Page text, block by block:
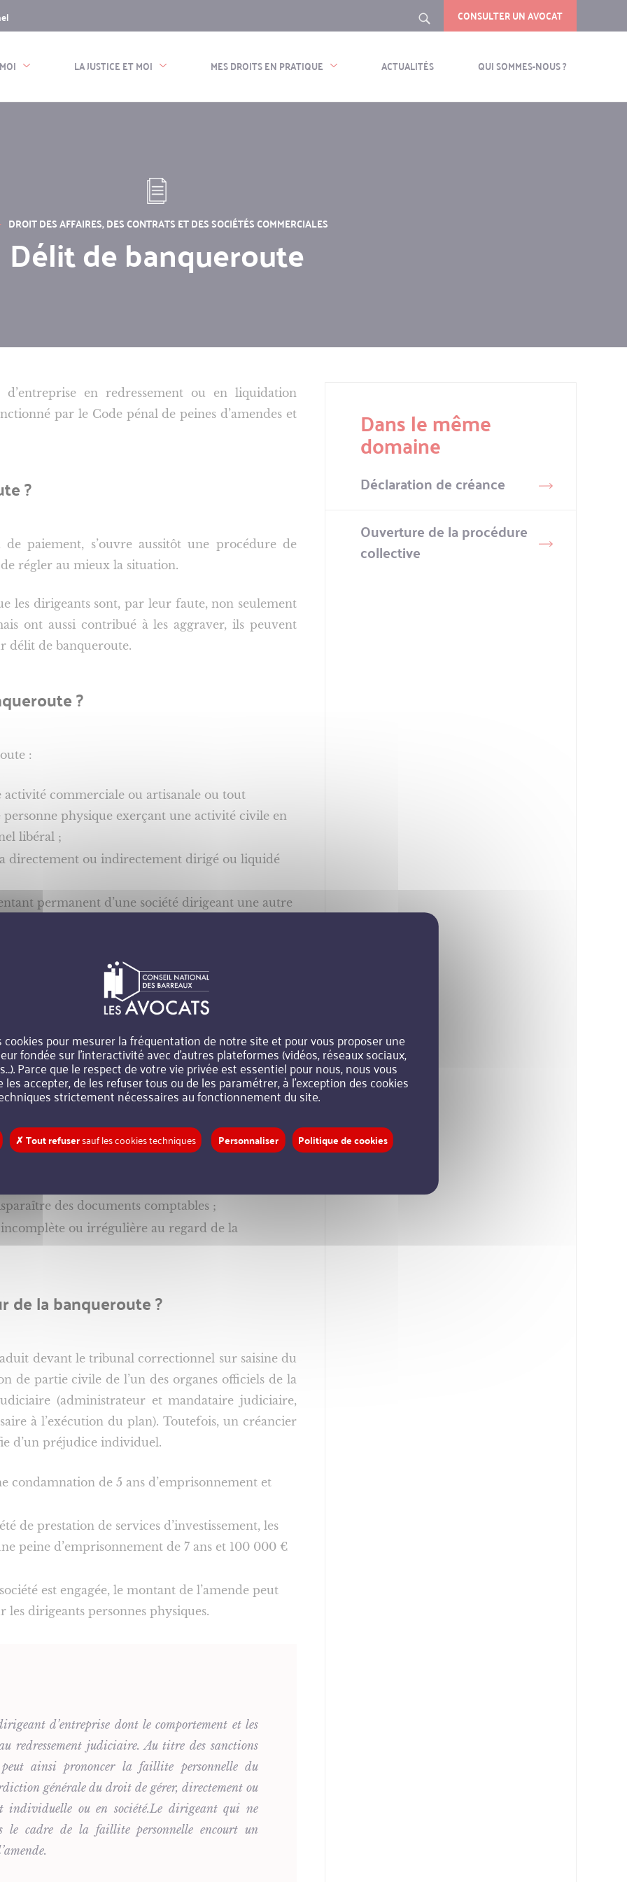
Rechercher
CONSULTER UN AVOCAT
LA JUSTICE ET MOI MES DROITS EN PRATIQUE ACTUALITÉS QUI SOMMES-NOUS ?
DROIT DES AFFAIRES, DES CONTRATS ET DES SOCIÉTÉS COMMERCIALES
Délit de banqueroute
en redressement ou en liquidation
par le Code pénal de peines d’amendes et
?
de paiement, s’ouvre aussitôt une procédure de
régler au mieux la situation.
les dirigeants sont, par leur faute, non seulement
ont aussi contribué à les aggraver, ils peuvent
délit de banqueroute.
?
:
commerciale ou artisanale ou tout
physique exerçant une activité civile en
libéral ;
directement ou indirectement dirigé ou liquidé
permanent d’une société dirigeant une autre
le délit de banqueroute ?
le dirigeant qui a :
de la procédure de redressement ou de
au-dessous du cours du marché ;
se procurer des fonds ;
de l’entreprise ;
dettes de l’entreprise ;
des documents comptables ;
ou irrégulière au regard de la
de la banqueroute ?
devant le tribunal correctionnel sur saisine du
de partie civile de l’un des organes officiels de la
(administrateur et mandataire judiciaire,
à l’exécution du plan). Toutefois, un créancier
d’un préjudice individuel.
condamnation de 5 ans d’emprisonnement et
de prestation de services d’investissement, les
peine d’emprisonnement de 7 ans et 100 000 €
est engagée, le montant de l’amende peut
dirigeants personnes physiques.
d’entreprise dont le comportement et les
redressement judiciaire. Au titre des sanctions
peut ainsi prononcer la faillite personnelle du
générale du droit de gérer, directement ou
individuelle ou en société.Le dirigeant qui ne
le cadre de la faillite personnelle encourt un
Dans le même
domaine
Déclaration de créance
Ouverture de la procédure
collective
pour mesurer la fréquentation de notre site et pour vous proposer une
fondée sur l’interactivité avec d’autres plateformes (vidéos, réseaux sociaux,
Parce que le respect de votre vie privée est essentiel pour nous, nous vous
accepter, de les refuser tous ou de les paramétrer, à l’exception des cookies
strictement nécessaires au fonctionnement du site.
✗ Tout refusersauf les cookies techniques Personnaliser Politique de cookies